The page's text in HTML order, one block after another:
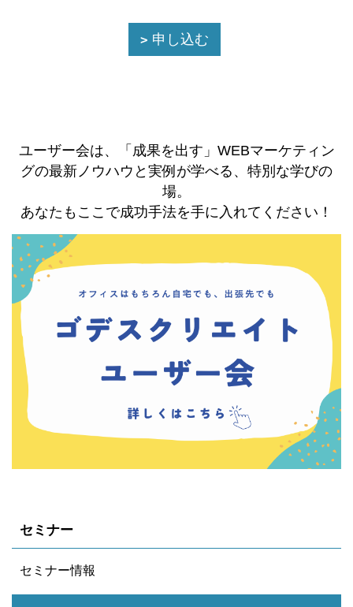
申し込む
ユーザー会は、「成果を出す」WEBマーケティン
グの最新ノウハウと実例が学べる、特別な学びの
場。
あなたもここで成功手法を手に入れてください！
セミナー
セミナー情報